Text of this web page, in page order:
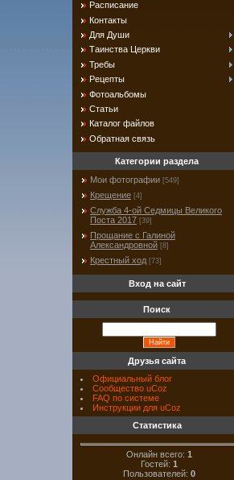
Расписание
Контакты
Для Души
Таинства Церкви
Требы
Рецепты
Фотоальбомы
Статьи
Каталог файлов
Обратная связь
Категории раздела
Мои фотографии [549]
Крещение [4]
Служба 4-ой Седмицы Великого
Поста 2017 [39]
Прощание с Галиной
Александровной [8]
Крестный ход [73]
Вход на сайт
Поиск
Друзья сайта
Официальный блог
Сообщество uCoz
FAQ по системе
Инструкции для uCoz
Статистика
Онлайн всего: 1
Гостей: 1
Пользователей: 0